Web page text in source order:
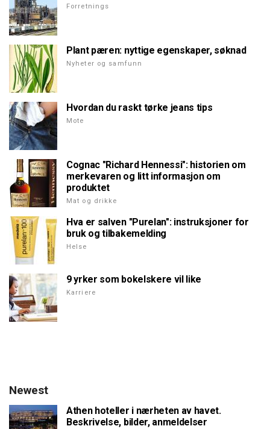
Forretnings
Plant pæren: nyttige egenskaper, søknad
Nyheter og samfunn
Hvordan du raskt tørke jeans tips
Mote
Cognac "Richard Hennessi": historien om
merkevaren og litt informasjon om
produktet
Mat og drikke
Hva er salven "Purelan": instruksjoner for
bruk og tilbakemelding
Helse
9 yrker som bokelskere vil like
Karriere
Newest
Athen hoteller i nærheten av havet.
Beskrivelse, bilder, anmeldelser